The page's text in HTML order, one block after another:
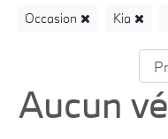
Occasion Kia
Aucun